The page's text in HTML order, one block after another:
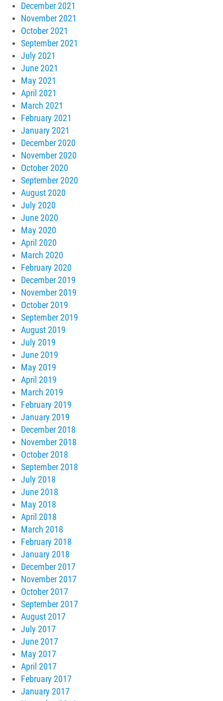
December 2021
November 2021
October 2021
September 2021
July 2021
June 2021
May 2021
April 2021
March 2021
February 2021
January 2021
December 2020
November 2020
October 2020
September 2020
August 2020
July 2020
June 2020
May 2020
April 2020
March 2020
February 2020
December 2019
November 2019
October 2019
September 2019
August 2019
July 2019
June 2019
May 2019
April 2019
March 2019
February 2019
January 2019
December 2018
November 2018
October 2018
September 2018
July 2018
June 2018
May 2018
April 2018
March 2018
February 2018
January 2018
December 2017
November 2017
October 2017
September 2017
August 2017
July 2017
June 2017
May 2017
April 2017
February 2017
January 2017